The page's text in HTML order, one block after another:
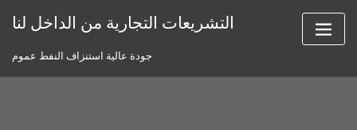
التشريعات التجارية من الداخل لنا
جودة عالية استنزاف النفط عموم